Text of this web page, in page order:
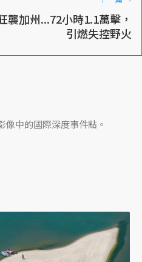
襲加州...72小時1.1萬擊，
引燃失控野火
像中的國際深度事件點。